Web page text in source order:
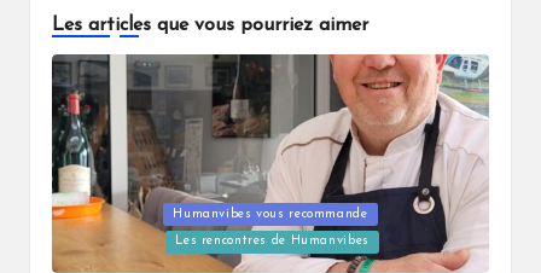
Les articles que vous pourriez aimer
Posted
Humanvibes vous recommande
Les rencontres de Humanvibes